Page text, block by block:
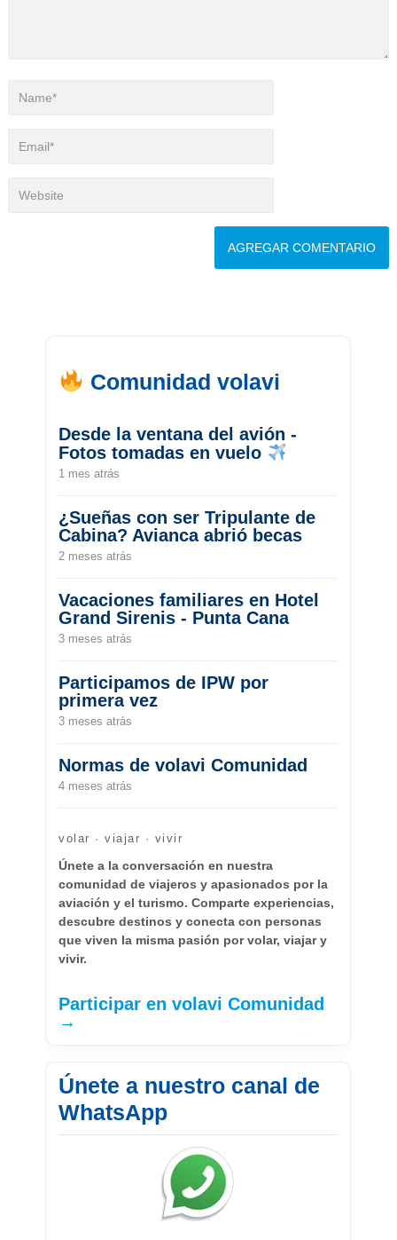
Comunidad volavi
Desde la ventana del avión -
Fotos tomadas en vuelo
1 mes atrás
¿Sueñas con ser Tripulante de
Cabina? Avianca abrió becas
2 meses atrás
Vacaciones familiares en Hotel
Grand Sirenis - Punta Cana
3 meses atrás
Participamos de IPW por
primera vez
3 meses atrás
Normas de volavi Comunidad
4 meses atrás
volar · viajar · vivir
Únete a la conversación en nuestra
comunidad de viajeros y apasionados por la
aviación y el turismo. Comparte experiencias,
descubre destinos y conecta con personas
que viven la misma pasión por volar, viajar y
vivir.
Participar en volavi Comunidad
→
Únete a nuestro canal de
WhatsApp